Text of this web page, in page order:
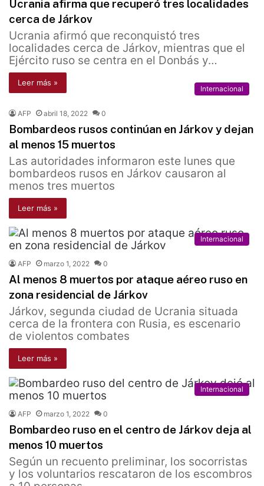
Ucrania afirma que recuperó tres localidades
cerca de Járkov
Ucrania afirmó que reconquistó tres
localidades cerca de Járkov, mientras que el
Ejército ruso se centra en el Donbás y…
Leer más »
Internacional
AFP abril 18, 2022 0
Bombardeos rusos continúan en Járkov y dejan
al menos 15 muertos
Las autoridades informaron este lunes que
bombardeos rusos en Járkov causaron al
menos tres muertos
Leer más »
Internacional
AFP marzo 1, 2022 0
Al menos 8 muertos por ataque aéreo ruso en
zona residencial de Járkov
Járkov, segunda ciudad de Ucrania situada
cerca de la frontera con Rusia, es escenario
de violentos combates
Leer más »
Internacional
AFP marzo 1, 2022 0
Bombardeo ruso en el centro de Járkov deja al
menos 10 muertos
Según un recuento preliminar, los socorristas
y los voluntarios rescataron de los escombros